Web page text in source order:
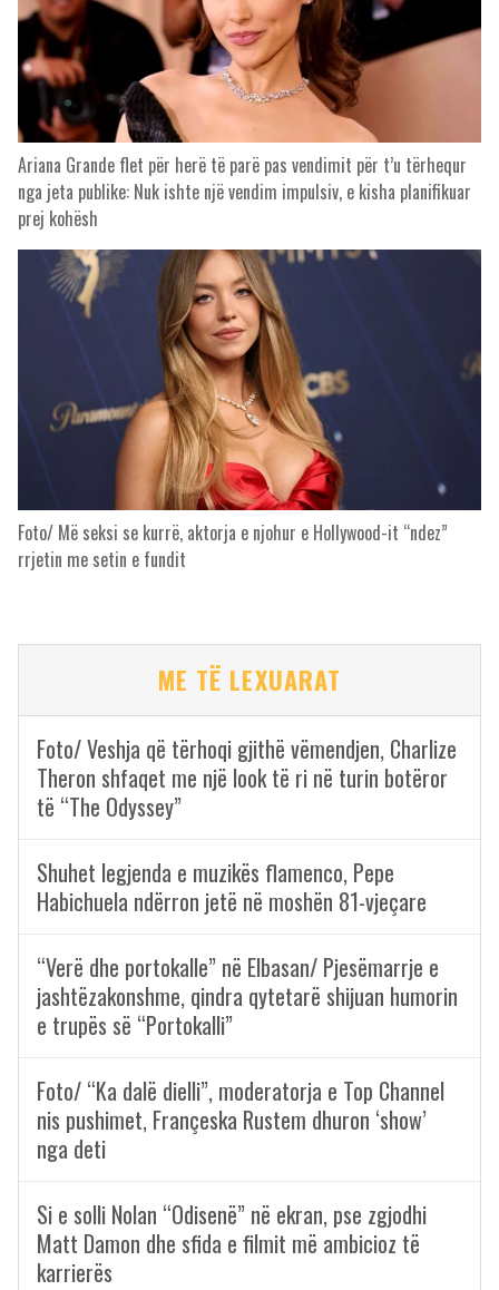
Ariana Grande flet për herë të parë pas vendimit për t’u tërhequr
nga jeta publike: Nuk ishte një vendim impulsiv, e kisha planifikuar
prej kohësh
Foto/ Më seksi se kurrë, aktorja e njohur e Hollywood-it “ndez”
rrjetin me setin e fundit
ME TË LEXUARAT
Foto/ Veshja që tërhoqi gjithë vëmendjen, Charlize
Theron shfaqet me një look të ri në turin botëror
të “The Odyssey”
Shuhet legjenda e muzikës flamenco, Pepe
Habichuela ndërron jetë në moshën 81-vjeçare
“Verë dhe portokalle” në Elbasan/ Pjesëmarrje e
jashtëzakonshme, qindra qytetarë shijuan humorin
e trupës së “Portokalli”
Foto/ “Ka dalë dielli”, moderatorja e Top Channel
nis pushimet, Françeska Rustem dhuron ‘show’
nga deti
Si e solli Nolan “Odisenë” në ekran, pse zgjodhi
Matt Damon dhe sfida e filmit më ambicioz të
karrierës